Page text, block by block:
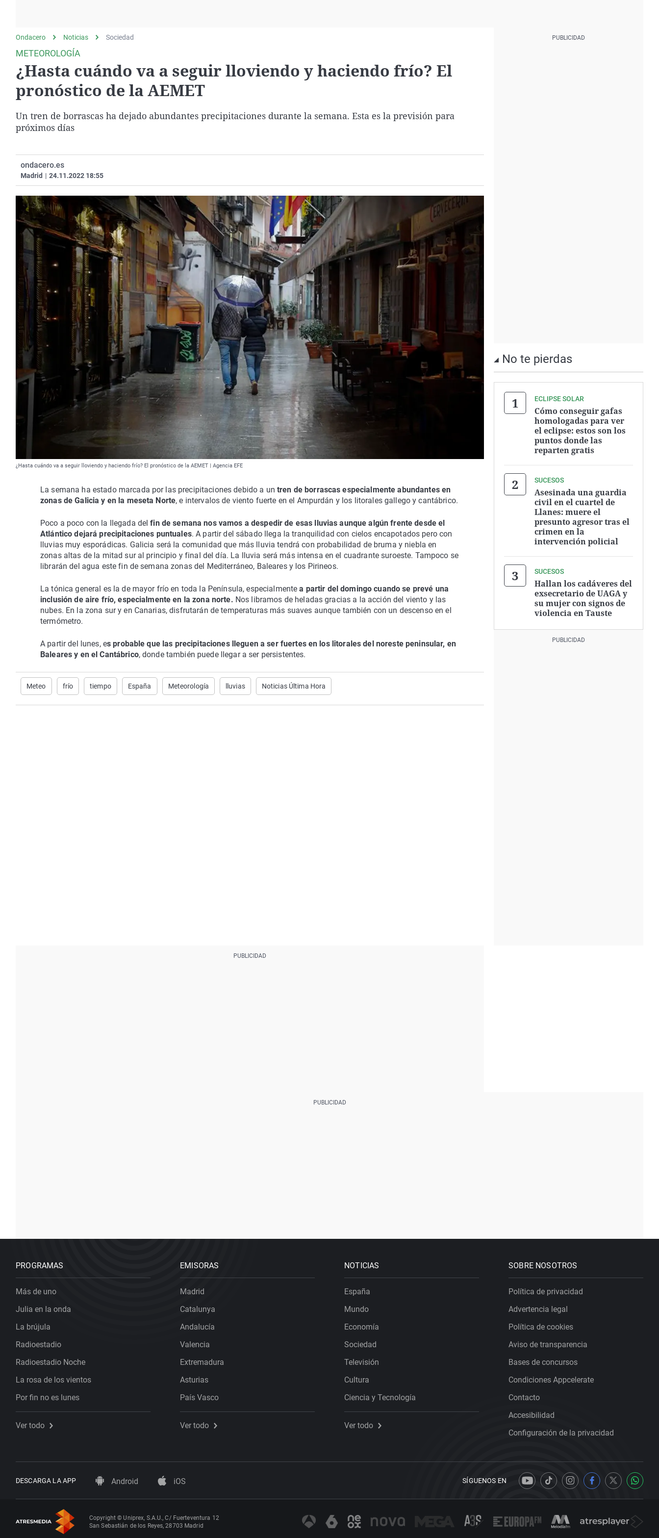
Como el perro y elEquipo de investigación
País Vasco
Ondacero Noticias Sociedad
METEOROLOGÍA
¿Hasta cuándo va a seguir lloviendo y haciendo frío? El
pronóstico de la AEMET
Un tren de borrascas ha dejado abundantes precipitaciones durante la semana. Esta es la previsión para
próximos días
ondacero.es
Madrid | 24.11.2022 18:55
¿Hasta cuándo va a seguir lloviendo y haciendo frío? El pronóstico de la AEMET | Agencia EFE
La semana ha estado marcada por las precipitaciones debido a un tren de borrascas especialmente abundantes en
zonas de Galicia y en la meseta Norte, e intervalos de viento fuerte en el Ampurdán y los litorales gallego y cantábrico.
Poco a poco con la llegada delfin de semana nos vamos a despedir de esas lluvias aunque algún frente desde el
Atlántico dejará precipitaciones puntuales. A partir del sábado llega la tranquilidad con cielos encapotados pero con
lluvias muy esporádicas. Galicia será la comunidad que más lluvia tendrá con probabilidad de bruma y niebla en
zonas altas de la mitad sur al principio y final del día. La lluvia será más intensa en el cuadrante suroeste. Tampoco se
librarán del agua este fin de semana zonas del Mediterráneo, Baleares y los Pirineos.
La tónica general es la de mayor frío en toda la Península, especialmente a partir del domingo cuando se prevé una
inclusión de aire frío, especialmente en la zona norte. Nos libramos de heladas gracias a la acción del viento y las
nubes. En la zona sur y en Canarias, disfrutarán de temperaturas más suaves aunque también con un descenso en el
termómetro.
A partir del lunes, es probable que las precipitaciones lleguen a ser fuertes en los litorales del noreste peninsular, en
Baleares y en el Cantábrico, donde también puede llegar a ser persistentes.
Meteo frío tiempo España Meteorología lluvias Noticias Última Hora
No te pierdas
ECLIPSE SOLAR
Cómo conseguir gafas
homologadas para ver
el eclipse: estos son los
puntos donde las
reparten gratis
SUCESOS
Asesinada una guardia
civil en el cuartel de
Llanes: muere el
presunto agresor tras el
crimen en la
intervención policial
SUCESOS
Hallan los cadáveres del
exsecretario de UAGA y
su mujer con signos de
violencia en Tauste
PROGRAMAS
Más de uno
Julia en la onda
La brújula
Radioestadio
Radioestadio Noche
La rosa de los vientos
Por fin no es lunes
Ver todo
EMISORAS
Madrid
Catalunya
Andalucía
Valencia
Extremadura
Asturias
País Vasco
Ver todo
NOTICIAS
España
Mundo
Economía
Sociedad
Televisión
Cultura
Ciencia y Tecnología
Ver todo
SOBRE NOSOTROS
Política de privacidad
Advertencia legal
Política de cookies
Aviso de transparencia
Bases de concursos
Condiciones Appcelerate
Contacto
Accesibilidad
Configuración de la privacidad
DESCARGA LA APP Android iOS SÍGUENOS EN
Copyright © Uniprex, S.A.U., C/ Fuerteventura 12
San Sebastián de los Reyes, 28703 Madrid